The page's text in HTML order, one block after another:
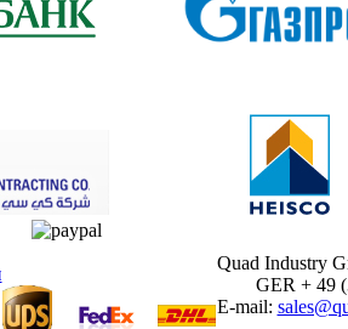
Quad Industry
GER + 49
E-mail: